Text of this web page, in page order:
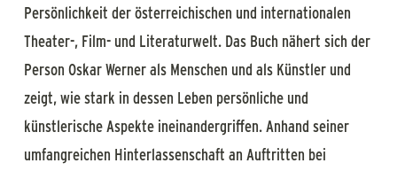
Persönlichkeit der österreichischen und internationalen
Theater-, Film- und Literaturwelt. Das Buch nähert sich der
Person Oskar Werner als Menschen und als Künstler und
zeigt, wie stark in dessen Leben persönliche und
künstlerische Aspekte ineinandergriffen. Anhand seiner
umfangreichen Hinterlassenschaft an Auftritten bei